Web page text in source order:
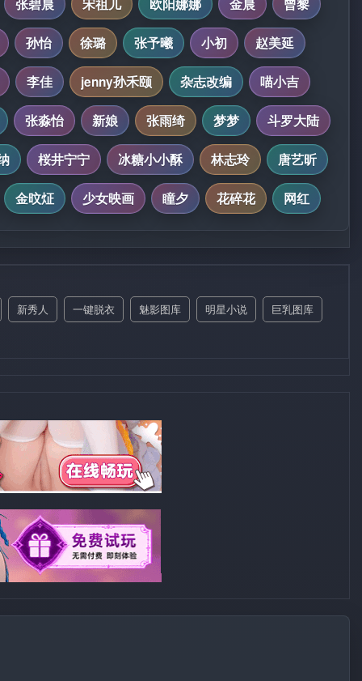
张碧晨 宋祖儿 欧阳娜娜 金晨 曾黎
孙怡 徐璐 张予曦 小初 赵美延
李佳 jenny孙禾颐 杂志改编 喵小吉
张淼怡 新娘 张雨绮 梦梦 斗罗大陆
桜井宁宁 冰糖小小酥 林志玲 唐艺昕
金旼炡 少女映画 瞳夕 花碎花 网红
新秀人 一键脱衣 魅影图库 明星小说 巨乳图库